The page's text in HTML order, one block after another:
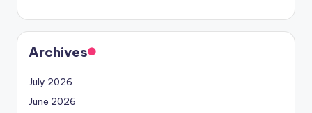
Archives
July 2026
June 2026